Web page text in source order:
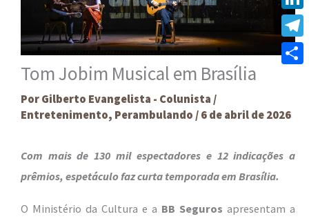
Tom Jobim Musical em Brasília
Por Gilberto Evangelista - Colunista /
Entretenimento, Perambulando / 6 de abril de 2026
Com mais de 130 mil espectadores e 12 indicações a
prêmios, espetáculo faz curta temporada em Brasília.
O Ministério da Cultura e a BB Seguros apresentam a